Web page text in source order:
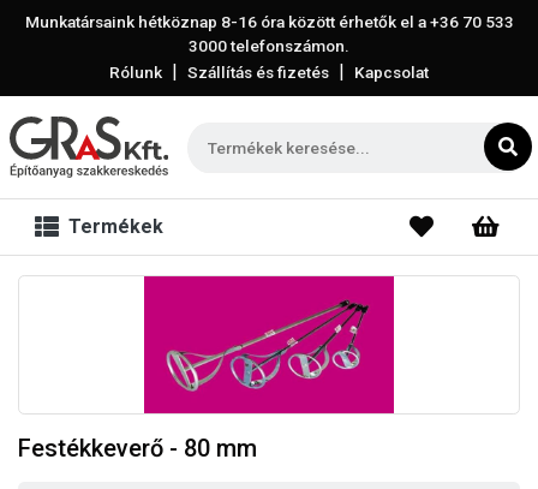
Munkatársaink hétköznap 8-16 óra között érhetők el a+36 70 533
3000telefonszámon.
Rólunk | Szállítás és fizetés | Kapcsolat
Termékek
Festékkeverő - 80 mm